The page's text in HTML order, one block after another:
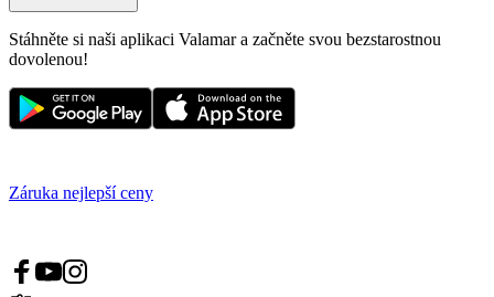
Stáhněte si naši aplikaci Valamar a začněte svou bezstarostnou
dovolenou!
Záruka nejlepší ceny